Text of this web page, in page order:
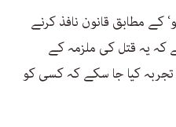
کے مطابق قانون نافذ کرنے
کہ یہ قتل کی ملزمہ کے
کیا جا سکے کہ کسی کو